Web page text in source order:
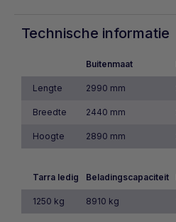
Technische informatie
Buitenmaat
Lengte 2990 mm
Breedte 2440 mm
Hoogte 2890 mm
Tarra ledig Beladingscapaciteit
1250 kg 8910 kg